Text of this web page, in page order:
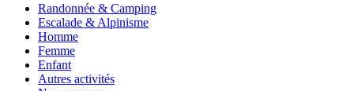
Randonnée & Camping
Escalade & Alpinisme
Homme
Femme
Enfant
Autres activités